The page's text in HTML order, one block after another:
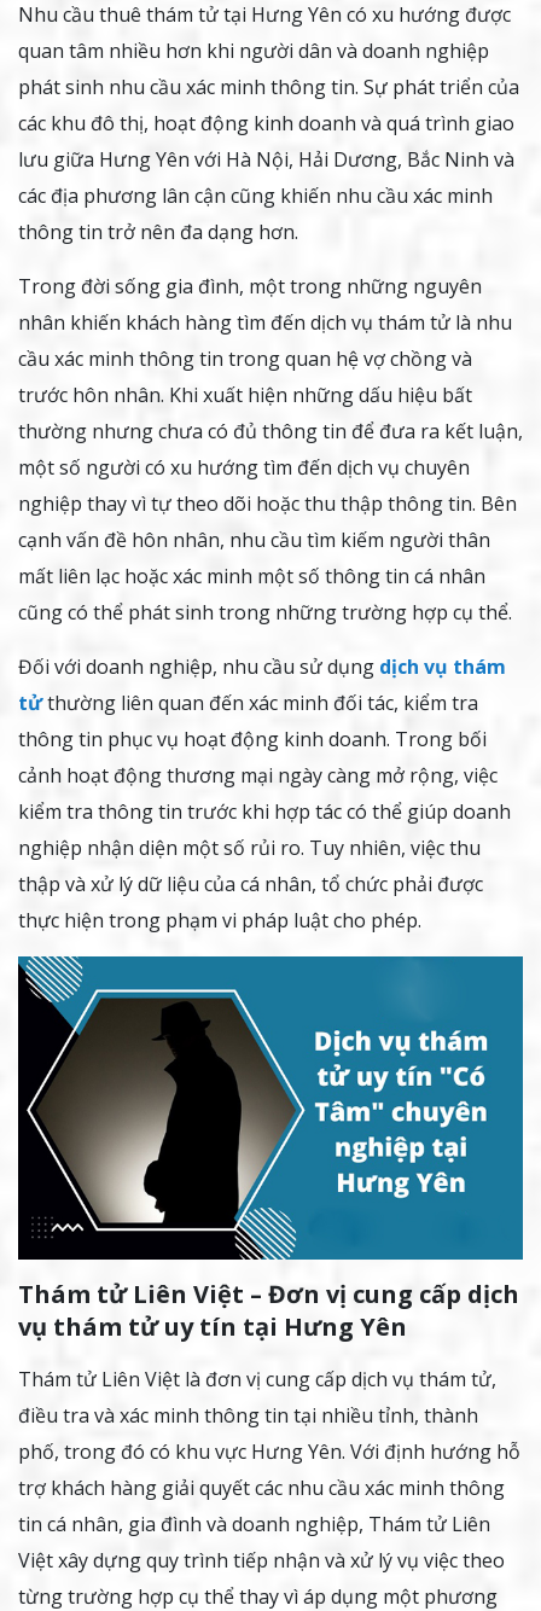
Nhu cầu thuê thám tử tại Hưng Yên có xu hướng được
quan tâm nhiều hơn khi người dân và doanh nghiệp
phát sinh nhu cầu xác minh thông tin. Sự phát triển của
các khu đô thị, hoạt động kinh doanh và quá trình giao
lưu giữa Hưng Yên với Hà Nội, Hải Dương, Bắc Ninh và
các địa phương lân cận cũng khiến nhu cầu xác minh
thông tin trở nên đa dạng hơn.
Trong đời sống gia đình, một trong những nguyên
nhân khiến khách hàng tìm đến dịch vụ thám tử là nhu
cầu xác minh thông tin trong quan hệ vợ chồng và
trước hôn nhân. Khi xuất hiện những dấu hiệu bất
thường nhưng chưa có đủ thông tin để đưa ra kết luận,
một số người có xu hướng tìm đến dịch vụ chuyên
nghiệp thay vì tự theo dõi hoặc thu thập thông tin. Bên
cạnh vấn đề hôn nhân, nhu cầu tìm kiếm người thân
mất liên lạc hoặc xác minh một số thông tin cá nhân
cũng có thể phát sinh trong những trường hợp cụ thể.
Đối với doanh nghiệp, nhu cầu sử dụng dịch vụ thám
tửthường liên quan đến xác minh đối tác, kiểm tra
thông tin phục vụ hoạt động kinh doanh. Trong bối
cảnh hoạt động thương mại ngày càng mở rộng, việc
kiểm tra thông tin trước khi hợp tác có thể giúp doanh
nghiệp nhận diện một số rủi ro. Tuy nhiên, việc thu
thập và xử lý dữ liệu của cá nhân, tổ chức phải được
thực hiện trong phạm vi pháp luật cho phép.
Thám tử Liên Việt – Đơn vị cung cấp dịch
vụ thám tử uy tín tại Hưng Yên
Thám tử Liên Việt là đơn vị cung cấp dịch vụ thám tử,
điều tra và xác minh thông tin tại nhiều tỉnh, thành
phố, trong đó có khu vực Hưng Yên. Với định hướng hỗ
trợ khách hàng giải quyết các nhu cầu xác minh thông
tin cá nhân, gia đình và doanh nghiệp, Thám tử Liên
Việt xây dựng quy trình tiếp nhận và xử lý vụ việc theo
từng trường hợp cụ thể thay vì áp dụng một phương